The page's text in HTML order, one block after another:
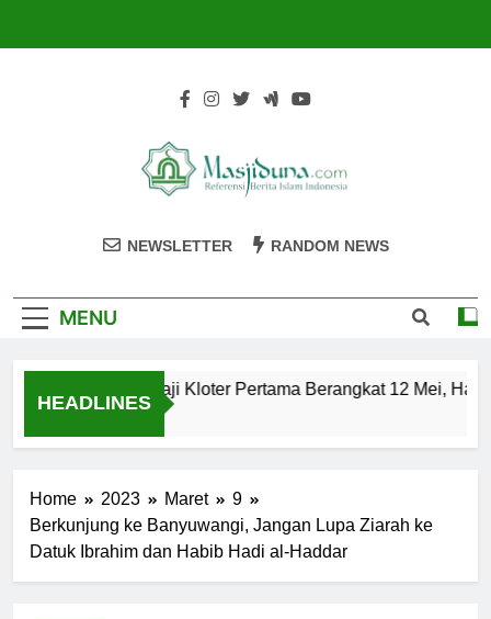
Masjiduna
NEWSLETTER RANDOM NEWS
MENU
HEADLINES
Calon Jemaah Haji Kloter Pertama Berangkat 12 Mei, Hati-
Home 2023 Maret
9
Berkunjung ke Banyuwangi, Jangan Lupa Ziarah ke
Datuk Ibrahim dan Habib Hadi al-Haddar